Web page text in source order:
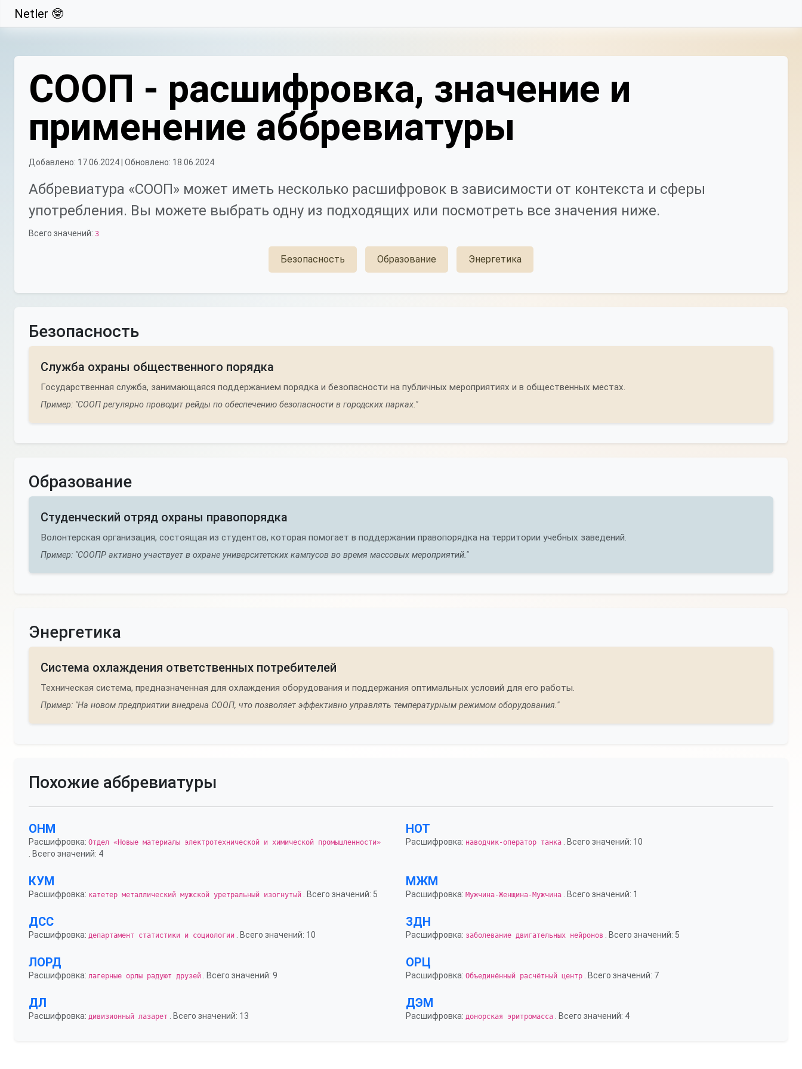
Свернуть
Netler 🤓
СООП - расшифровка, значение и
применение аббревиатуры
Добавлено: 17.06.2024 | Обновлено: 18.06.2024
Аббревиатура «СООП» может иметь несколько расшифровок в зависимости от контекста и сферы
употребления. Вы можете выбрать одну из подходящих или посмотреть все значения ниже.
Всего значений: 3
Безопасность Образование Энергетика
Безопасность
Служба охраны общественного порядка
Государственная служба, занимающаяся поддержанием порядка и безопасности на публичных мероприятиях и в общественных местах.
Пример: "СООП регулярно проводит рейды по обеспечению безопасности в городских парках."
Образование
Студенческий отряд охраны правопорядка
Волонтерская организация, состоящая из студентов, которая помогает в поддержании правопорядка на территории учебных заведений.
Пример: "СООПР активно участвует в охране университетских кампусов во время массовых мероприятий."
Энергетика
Система охлаждения ответственных потребителей
Техническая система, предназначенная для охлаждения оборудования и поддержания оптимальных условий для его работы.
Пример: "На новом предприятии внедрена СООП, что позволяет эффективно управлять температурным режимом оборудования."
Похожие аббревиатуры
ОНМ
Расшифровка: Отдел «Новые материалы электротехнической и химической промышленности»
. Всего значений: 4
НОТ
Расшифровка: наводчик-оператор танка . Всего значений: 10
КУМ
Расшифровка: катетер металлический мужской уретральный изогнутый . Всего значений: 5
МЖМ
Расшифровка: Мужчина-Женщина-Мужчина . Всего значений: 1
ДСС
Расшифровка: департамент статистики и социологии . Всего значений: 10
ЗДН
Расшифровка: заболевание двигательных нейронов . Всего значений: 5
ЛОРД
Расшифровка: лагерные орлы радуют друзей . Всего значений: 9
ОРЦ
Расшифровка: Объединённый расчётный центр . Всего значений: 7
ДЛ
Расшифровка: дивизионный лазарет . Всего значений: 13
ДЭМ
Расшифровка: донорская эритромасса . Всего значений: 4